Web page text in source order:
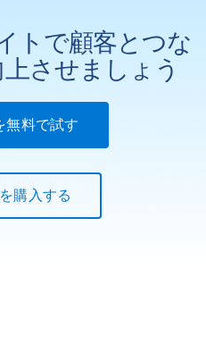
トで顧客とつな
させましょう
無料で試す
購入する